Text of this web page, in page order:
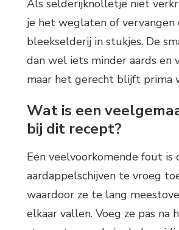
Als selderijknolletje niet
je het weglaten of vervangen
bleekselderij in stukjes. De
dan wel iets minder aards en
maar het gerecht blijft prima
Wat is een
bij dit recept?
Een veelvoorkomende fout is
aardappelschijven te vroeg
waardoor ze te lang
elkaar vallen. Voeg ze pas na